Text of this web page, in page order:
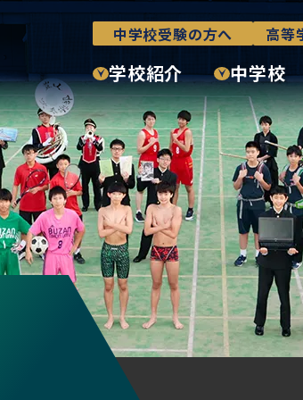
中学校受験の方へ 高等
学校紹介 中学校